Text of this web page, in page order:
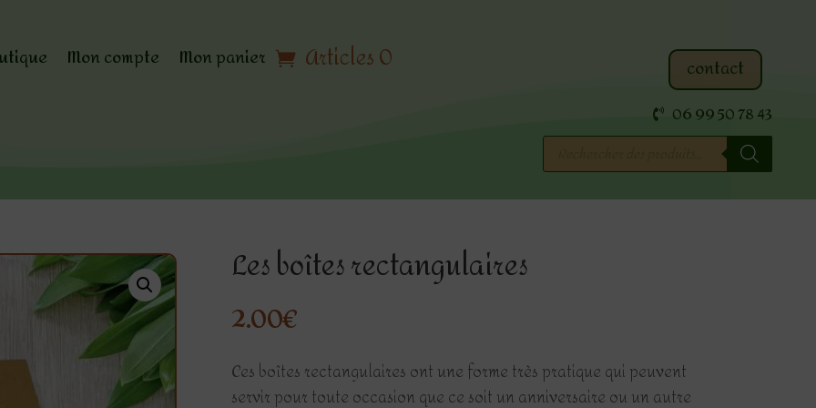
Mon compte Mon panier Articles 0 contact
06 99 50 78 43
Recherche
produits
Les boîtes rectangulaires
2.00€
Ces boîtes rectangulaires ont une forme très pratique qui peuvent
servir pour toute occasion que ce soit un anniversaire ou un autre